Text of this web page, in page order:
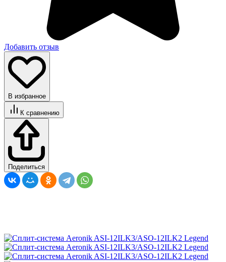
Добавить отзыв
В избранное
К сравнению
Поделиться